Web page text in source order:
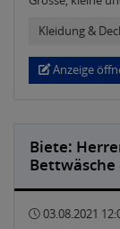
Kleidung &
Anzeige
Biete:
Bettwäsche
03.08.2021